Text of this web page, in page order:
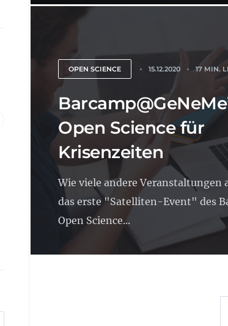
OPEN SCIENCE 15.12.2020 17 MIN.
Open Science für
Krisenzeiten
Wie viele andere Veranstaltungen
das erste "Satelliten-Event" des
Open Science...